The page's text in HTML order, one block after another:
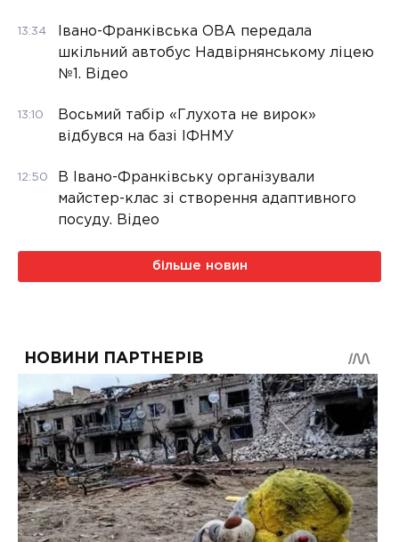
13:34
Івано-Франківська ОВА передала
шкільний автобус Надвірнянському ліцею
№1. Відео
13:10
Восьмий табір «Глухота не вирок»
відбувся на базі ІФНМУ
12:50
В Івано-Франківську організували
майстер-клас зі створення адаптивного
посуду. Відео
більше новин